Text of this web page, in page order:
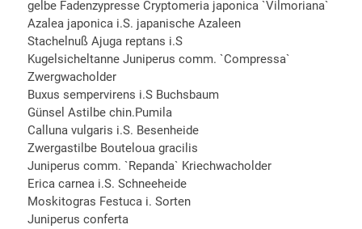
gelbe Fadenzypresse Cryptomeria japonica `Vilmoriana`
Azalea japonica i.S. japanische Azaleen
Stachelnuß Ajuga reptans i.S
Kugelsicheltanne Juniperus comm. `Compressa`
Zwergwacholder
Buxus sempervirens i.S Buchsbaum
Günsel Astilbe chin.Pumila
Calluna vulgaris i.S. Besenheide
Zwergastilbe Bouteloua gracilis
Juniperus comm. `Repanda` Kriechwacholder
Erica carnea i.S. Schneeheide
Moskitogras Festuca i. Sorten
Juniperus conferta